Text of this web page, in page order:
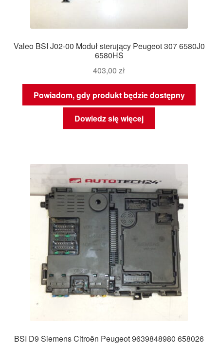
Valeo BSI J02-00 Moduł sterujący Peugeot 307 6580J0
6580HS
403,00 zł
Powiadom, gdy produkt będzie dostępny
Dowiedz się więcej
BSI D9 Siemens Citroën Peugeot 9639848980 658026